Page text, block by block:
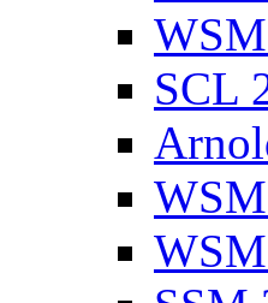
SCL